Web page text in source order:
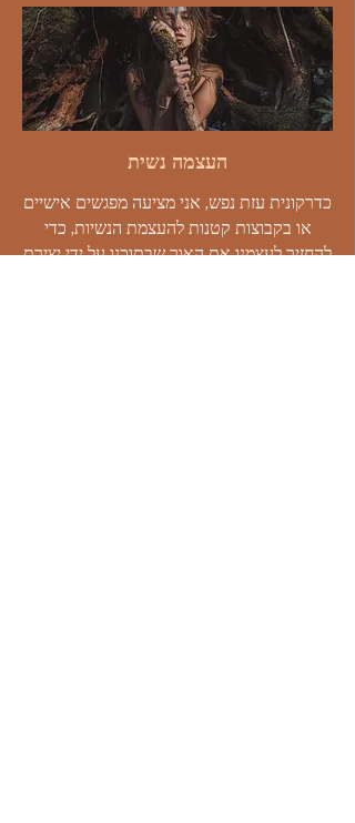
העצמה נשית
כדרקונית עזת נפש, אני מציעה מפגשים אישיים
או בקבוצות קטנות להעצמת הנשיות, כדי
להחזיר לעצמנו את האור שבתוכנו על ידי יצירת